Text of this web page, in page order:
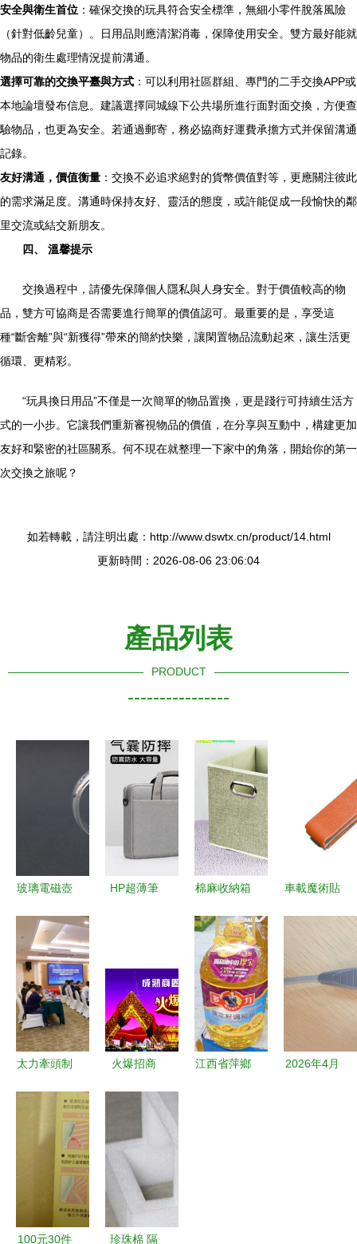
安全與衛生首位 ：確保交換的玩具符合安全標準，無細小零件脫落風險
（針對低齡兒童）。日用品則應清潔消毒，保障使用安全。雙方最好能就
物品的衛生處理情況提前溝通。
選擇可靠的交換平臺與方式 ：可以利用社區群組、專門的二手交換APP或
本地論壇發布信息。建議選擇同城線下公共場所進行面對面交換，方便查
驗物品，也更為安全。若通過郵寄，務必協商好運費承擔方式并保留溝通
記錄。
友好溝通，價值衡量 ：交換不必追求絕對的貨幣價值對等，更應關注彼此
的需求滿足度。溝通時保持友好、靈活的態度，或許能促成一段愉快的鄰
里交流或結交新朋友。
四、 溫馨提示
交換過程中，請優先保障個人隱私與人身安全。對于價值較高的物
品，雙方可協商是否需要進行簡單的價值認可。最重要的是，享受這
種“斷舍離”與“新獲得”帶來的簡約快樂，讓閑置物品流動起來，讓生活更
循環、更精彩。
“玩具換日用品”不僅是一次簡單的物品置換，更是踐行可持續生活方
式的一小步。它讓我們重新審視物品的價值，在分享與互動中，構建更加
友好和緊密的社區關系。何不現在就整理一下家中的角落，開始你的第一
次交換之旅呢？
如若轉載，請注明出處：http://www.dswtx.cn/product/14.html
更新時間：2026-08-06 23:06:04
產品列表
PRODUCT
----------------
玻璃電磁壺
心然日雜的
耐高溫茶具
選購推薦
HP超薄筆
妙搭配
棉麻收納箱
的自然美學
與實用智慧
車載魔術貼
備箱空間，
有格有效
太力牽頭制
空吸盤類產
品通用技術
要求》國家
標準 日用
雜品行業的
新里程碑
火爆招商
業的黃金機
遇
江西省萍鄉
2026年4月
100元30件 珍珠棉 隔